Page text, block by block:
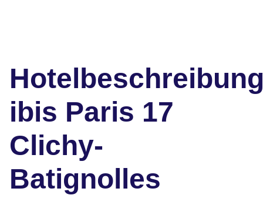
ibis Paris 17
Clichy-
Batignolles